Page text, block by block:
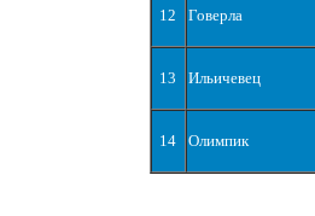
12 Говерла
13 Ильичевец
14 Олимпик